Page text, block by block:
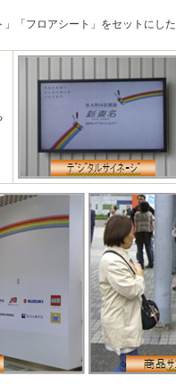
「フロアシート」をセットにし